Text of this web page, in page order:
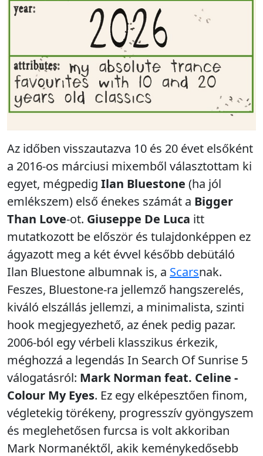
Az időben visszautazva 10 és 20 évet elsőként
a 2016-os márciusi mixemből választottam ki
egyet, mégpedig Ilan Bluestone (ha jól
emlékszem) első énekes számát a Bigger
Than Love-ot. Giuseppe De Luca itt
mutatkozott be először és tulajdonképpen ez
ágyazott meg a két évvel később debütáló
Ilan Bluestone albumnak is, a Scarsnak.
Feszes, Bluestone-ra jellemző hangszerelés,
kiváló elszállás jellemzi, a minimalista, szinti
hook megjegyezhető, az ének pedig pazar.
2006-ból egy vérbeli klasszikus érkezik,
méghozzá a legendás In Search Of Sunrise 5
válogatásról: Mark Norman feat. Celine -
Colour My Eyes. Ez egy elképesztően finom,
végletekig törékeny, progresszív gyöngyszem
és meglehetősen furcsa is volt akkoriban
Mark Normanéktől, akik keménykedősebb